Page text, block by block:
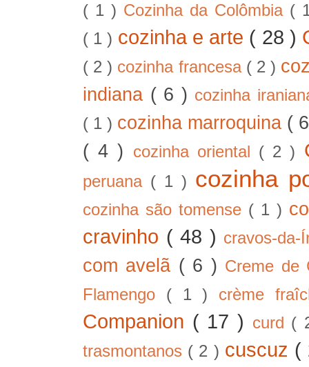
( 1 ) Cozinha da Colômbia (
( 1 ) cozinha e arte ( 28 )
( 2 ) cozinha francesa ( 2 )
indiana ( 6 ) cozinha
( 1 ) cozinha marroquina (
( 4 )
cozinha oriental ( 2 )
peruana ( 1 ) cozinha
cozinha são tomense ( 1 )
cravinho ( 48 ) cravos-
com avelã ( 6 ) Creme de
Flamengo ( 1 ) crème
Companion ( 17 ) curd (
trasmontanos ( 2 ) cuscuz (